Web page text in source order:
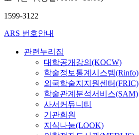
1599-3122
ARS 번호안내
관련누리집
대학공개강의(KOCW)
학술정보통계시스템(Rinfo)
외국학술지지원센터(FRIC)
학술관계분석서비스(SAM)
사서커뮤니티
기관회원
지식나눔(LOOK)